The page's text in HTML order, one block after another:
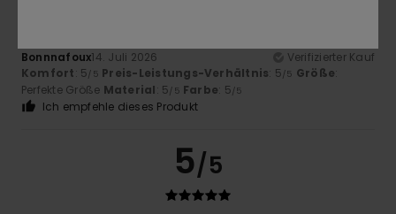
Bonnnafoux14. Juli 2026
Verifizierter Kauf
Komfort: 5/5 Preis-Leistungs-Verhältnis: 5/5 Größe:
Perfekte Größe Material: 5/5 Farbe: 5/5
Ich empfehle dieses Produkt
5/5